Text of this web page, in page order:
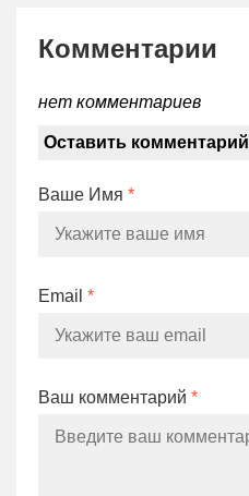
Комментарии
нет комментариев
Оставить комментарий
Ваше Имя *
Email *
Ваш комментарий *